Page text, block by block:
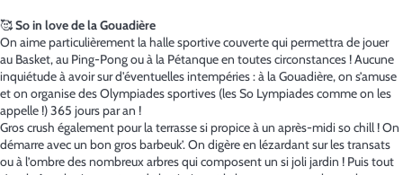
🥰So in love de la Gouadière
On aime particulièrement la halle sportive couverte qui permettra de jouer
au Basket, au Ping-Pong ou à la Pétanque en toutes circonstances ! Aucune
inquiétude à avoir sur d'éventuelles intempéries : à la Gouadière, on s’amuse
et on organise des Olympiades sportives (les So Lympiades comme on les
appelle !) 365 jours par an !
Gros crush également pour la terrasse si propice à un après-midi so chill ! On
démarre avec un bon gros barbeuk’. On digère en lézardant sur les transats
ou à l’ombre des nombreux arbres qui composent un si joli jardin ! Puis tout